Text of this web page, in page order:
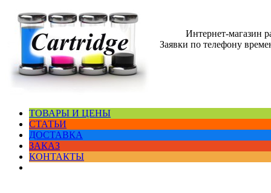
Интернет-магазин
Заявки по телефону
ТОВАРЫ И ЦЕНЫ
СТАТЬИ
ДОСТАВКА
ЗАКАЗ
КОНТАКТЫ